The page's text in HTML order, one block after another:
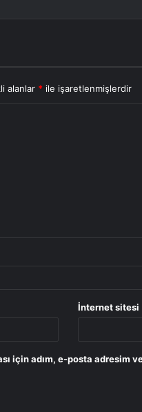
alanlar * ile işaretlenmişlerdir
İnternet sitesi
için adım, e-posta adresim